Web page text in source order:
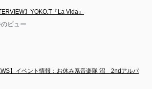
】YOKO.T『La Vida』
ビュー
】イベント情報：お休み系音楽隊 沼　2ndアルバ